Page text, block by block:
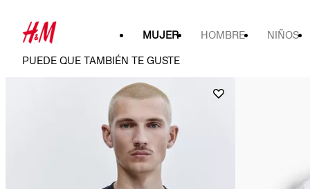
MUJER HOMBRE NIÑOS
PUEDE QUE TAMBIÉN TE GUSTE